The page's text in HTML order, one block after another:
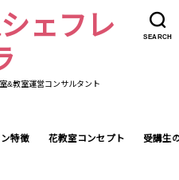
SEARCH
ェフレ
&教室運営コンサルタント
ン特徴 花教室コンセプト 受講生